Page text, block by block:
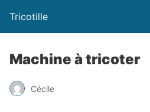
Tricotille
Machine à tricoter
Cécile